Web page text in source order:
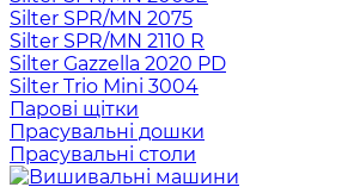
Silter SPR/MN 2075
Silter SPR/MN 2110 R
Silter Gazzella 2020 PD
Silter Trio Mini 3004
Парові щітки
Прасувальні дошки
Прасувальні столи